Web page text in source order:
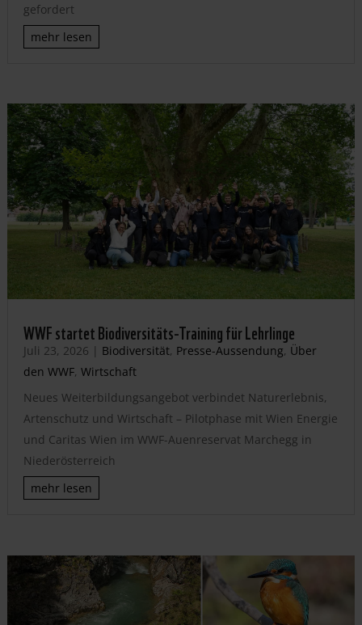
gefordert
mehr lesen
WWF startet Biodiversitäts-Training für Lehrlinge
Juli 23, 2026 | Biodiversität, Presse-Aussendung, Über
den WWF, Wirtschaft
Neues Weiterbildungsangebot verbindet Naturerlebnis,
Artenschutz und Wirtschaft – Pilotphase mit Wien Energie
und Caritas Wien im WWF-Auenreservat Marchegg in
Niederösterreich
mehr lesen